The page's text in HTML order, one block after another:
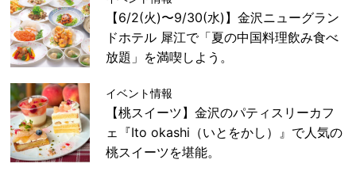
【6/2(火)〜9/30(水)】金沢ニューグラン
ドホテル 犀江で「夏の中国料理飲み食べ
放題」を満喫しよう。
イベント情報
【桃スイーツ】金沢のパティスリーカフ
ェ『Ito okashi（いとをかし）』で人気の
桃スイーツを堪能。